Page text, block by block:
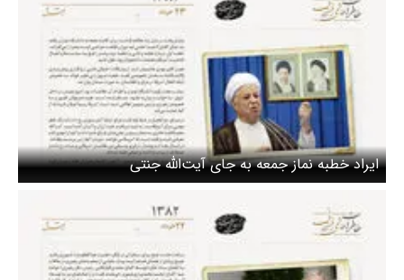
ایراد خطبه نماز جمعه به جای آیت‌الله جنتی